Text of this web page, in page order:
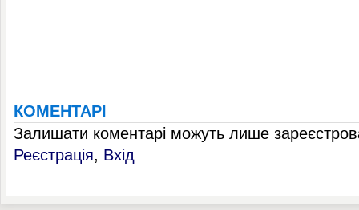
КОМЕНТАРІ
Залишати коментарі можуть лише
Реєстрація, Вхід